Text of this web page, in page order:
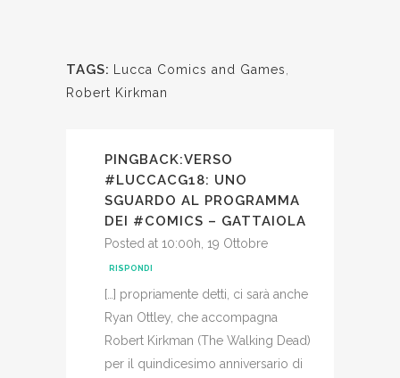
TAGS: Lucca Comics and Games
Robert Kirkman
PINGBACK:VERSO
#LUCCACG18: UNO
SGUARDO AL PROGRAMMA
DEI #COMICS – GATTAIOLA
Posted at 10:00h, 19 Ottobre
RISPONDI
[…] propriamente detti, ci sarà anche
Ryan Ottley, che accompagna
Robert Kirkman (The Walking Dead)
per il quindicesimo anniversario di